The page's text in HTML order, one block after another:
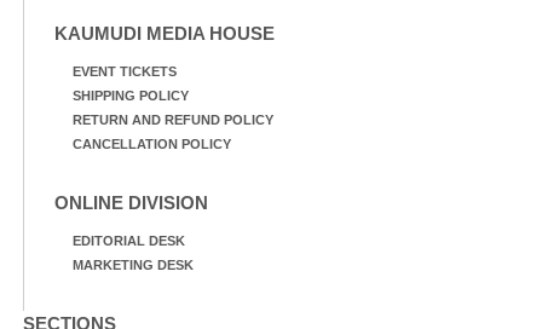
KAUMUDI MEDIA HOUSE
EVENT TICKETS
SHIPPING POLICY
RETURN AND REFUND POLICY
CANCELLATION POLICY
ONLINE DIVISION
EDITORIAL DESK
MARKETING DESK
SECTIONS